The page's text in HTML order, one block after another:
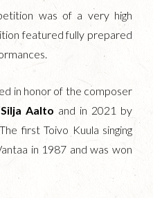
was of a very high
featured fully prepared
in honor of the composer
Silja Aalto and in 2021 by
The first Toivo Kuula singing
in 1987 and was won